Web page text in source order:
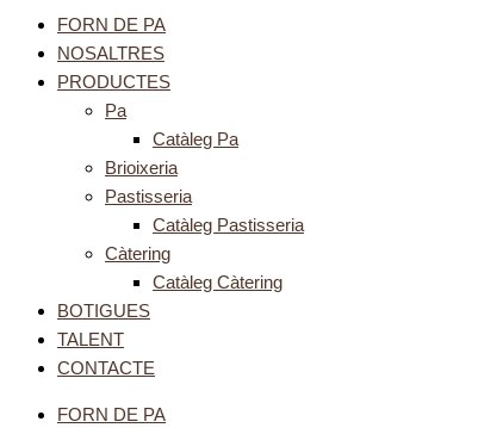
FORN DE PA
NOSALTRES
PRODUCTES
Pa
Catàleg Pa
Brioixeria
Pastisseria
Catàleg Pastisseria
Càtering
Catàleg Càtering
BOTIGUES
TALENT
CONTACTE
FORN DE PA